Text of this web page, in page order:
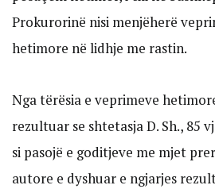
Prokurorinë nisi menjëherë
hetimore në lidhje me rastin.
Nga tërësia e veprimeve
rezultuar se shtetasja D. Sh., 85
si pasojë e goditjeve me mjet
autore e dyshuar e ngjarjes